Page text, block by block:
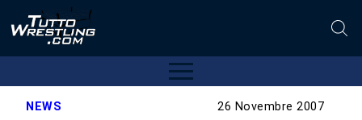
NEWS 26 Novembre 2007